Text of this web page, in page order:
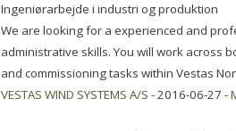
Ingeniørarbejde i industri og produktion
We are looking for a experienced and
administrative skills. You will work across
and commissioning tasks within Vestas
VESTAS WIND SYSTEMS A/S - 2016-06-27 -